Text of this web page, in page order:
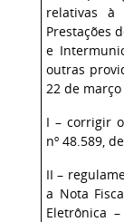
relativas à
Prestações
e
outras
22 de
I – corrigir
nº 48.589,
II –
a Nota
Eletrônica